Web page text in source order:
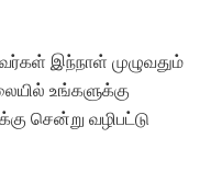
இந்நாள் முழுவதும்
உங்களுக்கு
சென்று வழிபட்டு